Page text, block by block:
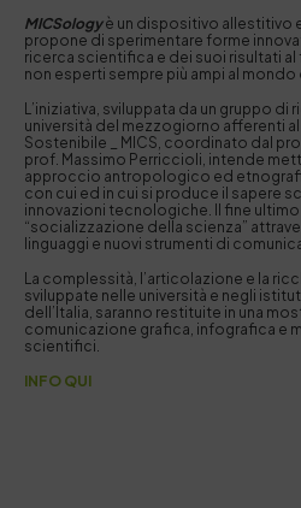
MICSologyè un dispositivo allestitivo
propone di sperimentare forme
ricerca scientifica e dei suoi risultati al
non esperti sempre più ampi al mondo
L’iniziativa, sviluppata da un gruppo
università del mezzogiorno afferenti al
Sostenibile _ MICS, coordinato dal
prof. Massimo Perriccioli, intende
approccio antropologico ed
con cui ed in cui si produce il sapere
innovazioni tecnologiche. Il fine
“socializzazione della scienza”
linguaggi e nuovi strumenti di
La complessità, l’articolazione e la
sviluppate nelle università e negli
dell’Italia, saranno restituite in una
comunicazione grafica, infografica e
scientifici.
INFO QUI